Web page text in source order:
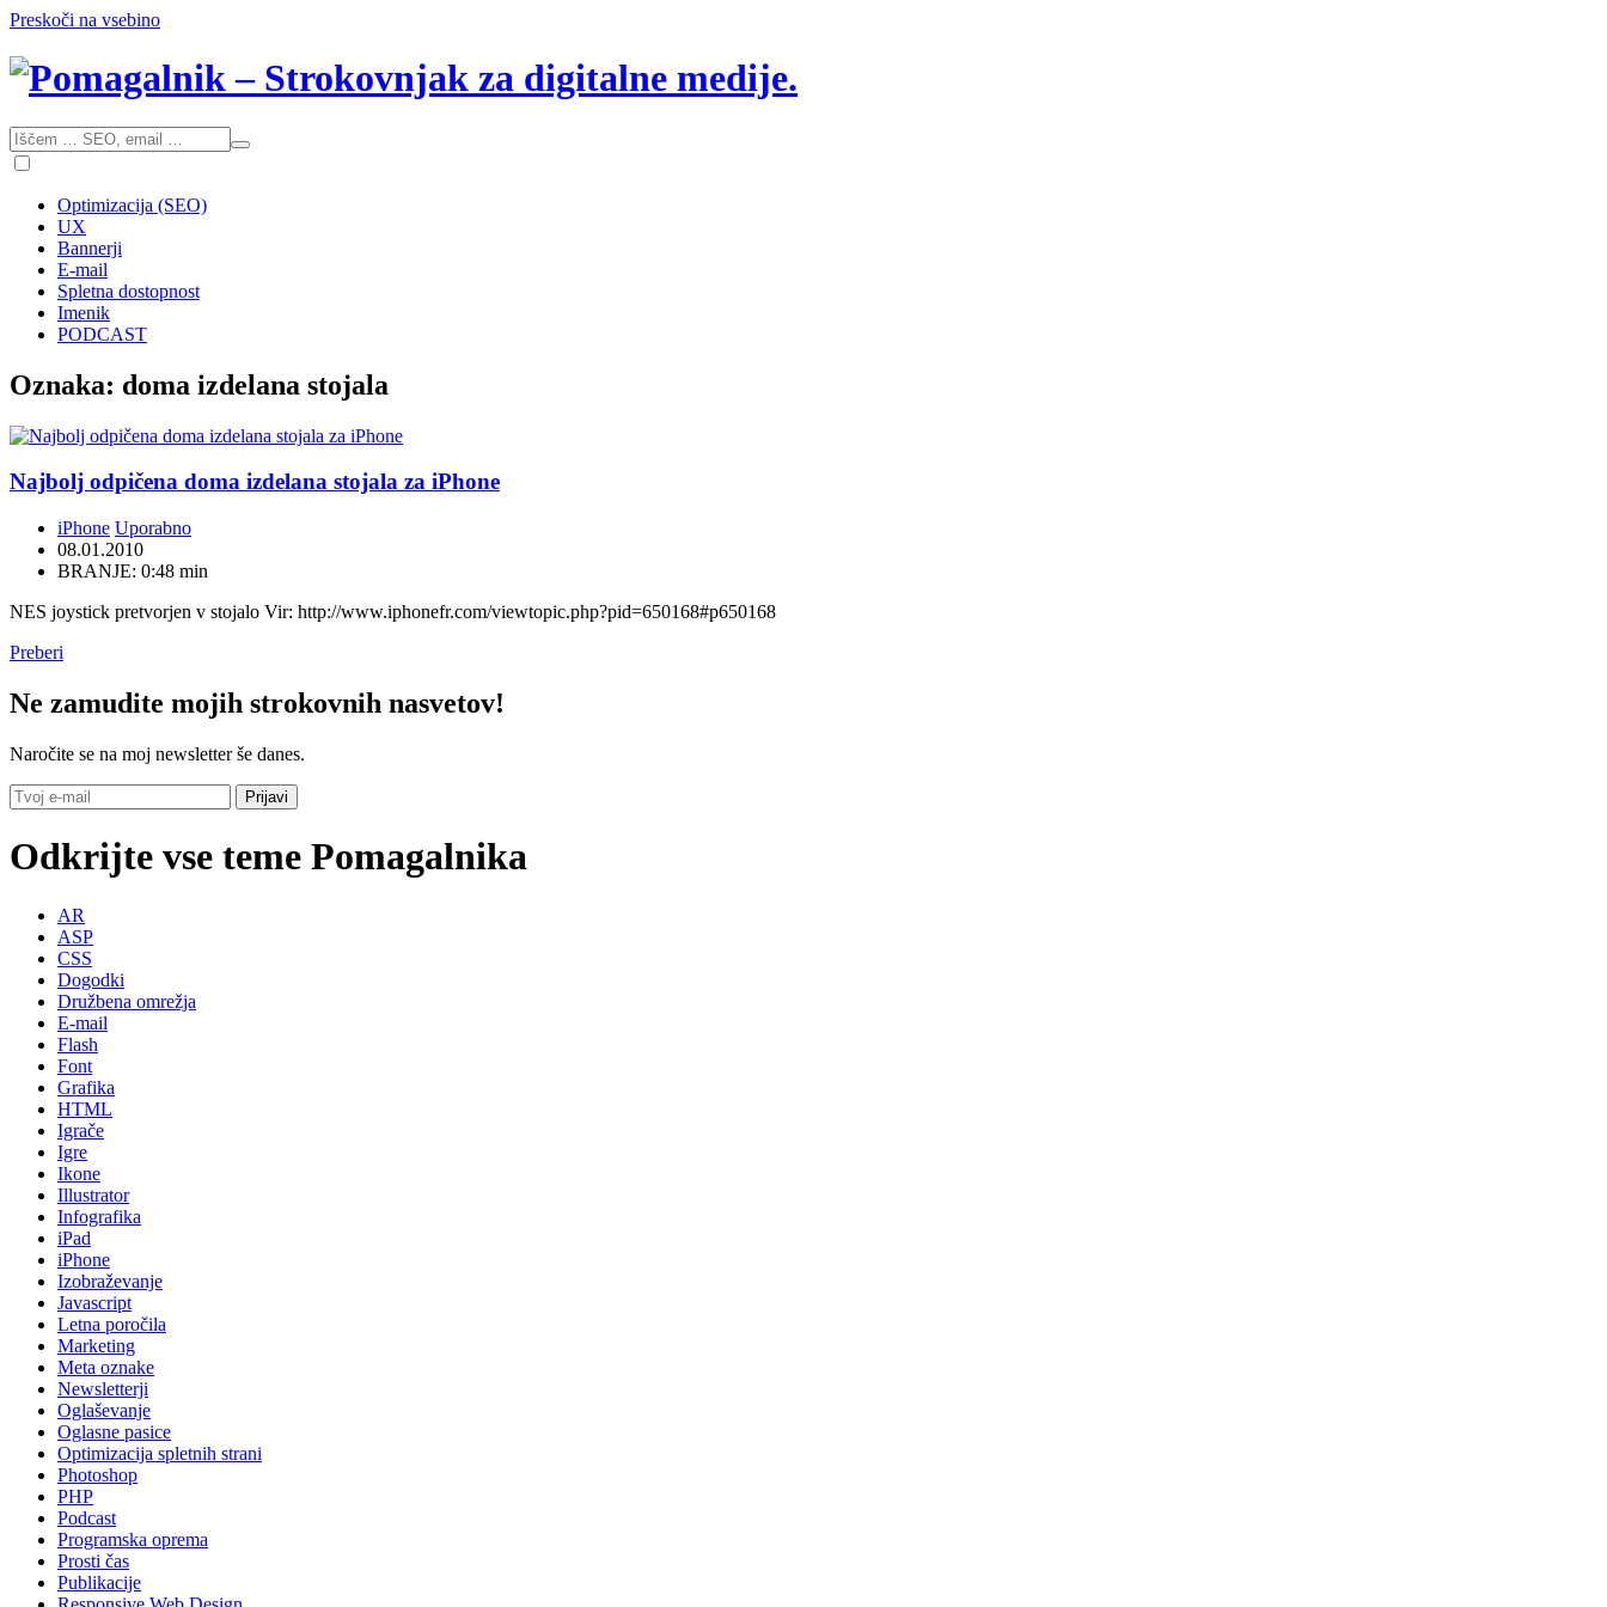
Preskoči na vsebino
Optimizacija (SEO)
UX
Bannerji
E-mail
Spletna dostopnost
Imenik
PODCAST
Oznaka: doma izdelana stojala
Najbolj odpičena doma izdelana stojala za iPhone
iPhone Uporabno
08.01.2010
BRANJE: 0:48 min
NES joystick pretvorjen v stojalo Vir: http://www.iphonefr.com/viewtopic.php?pid=650168#p650168
Preberi
Ne zamudite mojih strokovnih nasvetov!
Naročite se na moj newsletter še danes.
Odkrijte vse teme Pomagalnika
AR
ASP
CSS
Dogodki
Družbena omrežja
E-mail
Flash
Font
Grafika
HTML
Igrače
Igre
Ikone
Illustrator
Infografika
iPad
iPhone
Izobraževanje
Javascript
Letna poročila
Marketing
Meta oznake
Newsletterji
Oglaševanje
Oglasne pasice
Optimizacija spletnih strani
Photoshop
PHP
Podcast
Programska oprema
Prosti čas
Publikacije